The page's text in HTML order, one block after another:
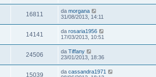
16811 da morgana
31/08/2013, 14:11
14141 da rosaria1956
17/03/2013, 10:51
24506 da Tiffany
23/01/2013, 18:36
15039 da cassandra1971